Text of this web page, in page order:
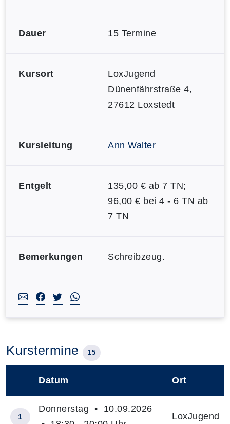
Dauer 15 Termine
Kursort
LoxJugend
Dünenfährstraße 4,
27612 Loxstedt
Kursleitung Ann Walter
Entgelt
135,00 € ab 7 TN;
96,00 € bei 4 - 6 TN ab
7 TN
Bemerkungen Schreibzeug.
Kurstermine 15
Datum Ort
1
Donnerstag • 10.09.2026
LoxJugend